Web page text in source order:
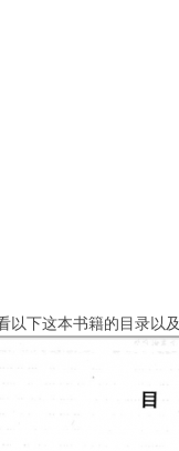
以下这本书籍的目录以